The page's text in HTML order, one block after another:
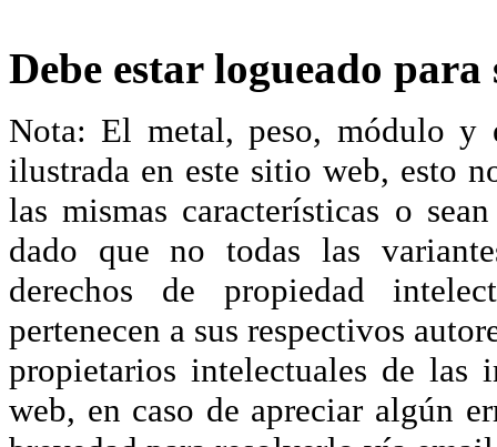
Debe estar logueado
Nota: El metal, peso, módulo y
ilustrada en este sitio web, esto
las mismas características o
dado que no todas las
derechos de propiedad
pertenecen a sus respectivos
propietarios intelectuales de las
web, en caso de apreciar algún